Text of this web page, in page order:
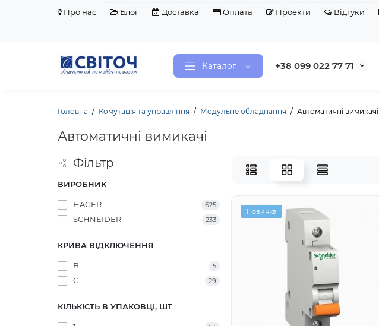
Про нас Блог Доставка Оплата Проекти Відгуки
Каталог +38 099 022 77 71
Головна Комутація та управління Модульне обладнання Автоматичні вимикачі
Автоматичні вимикачі
Фільтр
ВИРОБНИК
HAGER 625
SCHNEIDER 233
КРИВА ВІДКЛЮЧЕННЯ
B 5
C 29
КІЛЬКІСТЬ В УПАКОВЦІ, ШТ
Новинка